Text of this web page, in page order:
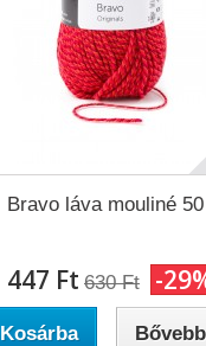
Bravo láva mouliné
447 Ft‎ 630 Ft‎ -
Kosárba